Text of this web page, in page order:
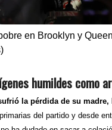
en Brooklyn y
humildes como
la pérdida de su
del partido y desde